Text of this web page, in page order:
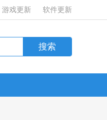
游戏更新 软件更新